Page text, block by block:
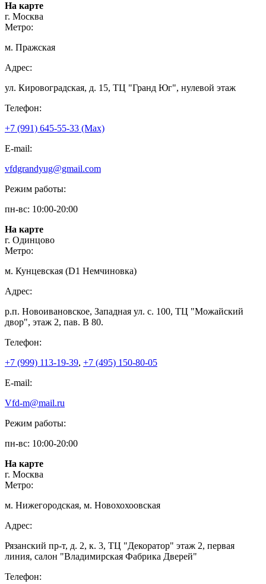
На карте
г. Москва
Метро:
м. Пражская
Адрес:
ул. Кировоградская, д. 15, ТЦ "Гранд Юг", нулевой этаж
Телефон:
+7 (991) 645-55-33 (Мах)
E-mail:
vfdgrandyug@gmail.com
Режим работы:
пн-вс: 10:00-20:00
На карте
г. Одинцово
Метро:
м. Кунцевская (D1 Немчиновка)
Адрес:
р.п. Новоивановское, Западная ул. с. 100, ТЦ "Можайский
двор", этаж 2, пав. В 80.
Телефон:
+7 (999) 113-19-39, +7 (495) 150-80-05
E-mail:
Vfd-m@mail.ru
Режим работы:
пн-вс: 10:00-20:00
На карте
г. Москва
Метро:
м. Нижегородская, м. Новохохоовская
Адрес:
Рязанский пр-т, д. 2, к. 3, ТЦ "Декоратор" этаж 2, первая
линия, салон "Владимирская Фабрика Дверей"
Телефон: